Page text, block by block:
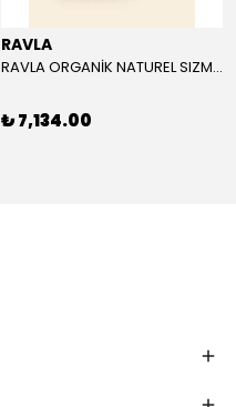
RAVLA
RAVLA ORGANİK NATUREL SIZMA ZEYTİNYAĞI 5L
₺ 7,134.00